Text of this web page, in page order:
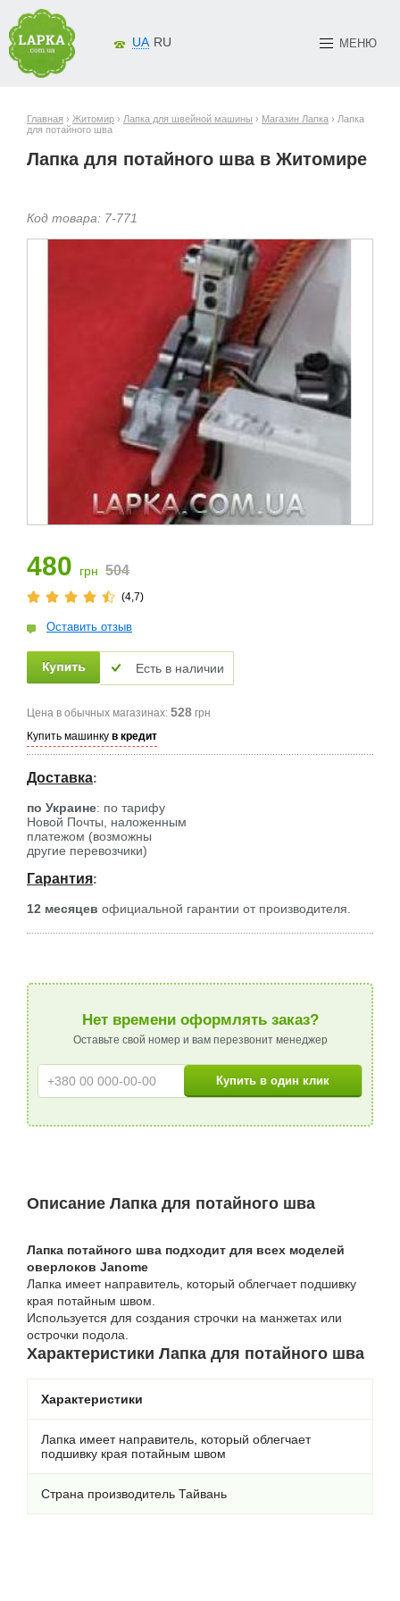
МЕНЮ
UA RU
Главная › Житомир › Лапка для швейной машины › Магазин Лапка › Лапка
для потайного шва
Лапка для потайного шва в Житомире
Код товара: 7-771
480 грн 504
(4,7)
Оставить отзыв
Есть в наличии
Цена в обычных магазинах: 528 грн
Купить машинку в кредит
Доставка:
по Украине: по тарифу
Новой Почты, наложенным
платежом (возможны
другие перевозчики)
Гарантия:
12 месяцев официальной гарантии от производителя.
Нет времени оформлять заказ?
Оставьте свой номер и вам перезвонит менеджер
Описание Лапка для потайного шва
Лапка потайного шва подходит для всех моделей
оверлоков Janome
Лапка имеет направитель, который облегчает подшивку
края потайным швом.
Используется для создания строчки на манжетах или
острочки подола.
Характеристики Лапка для потайного шва
Характеристики
Лапка имеет направитель, который облегчает
подшивку края потайным швом
Страна производитель Тайвань